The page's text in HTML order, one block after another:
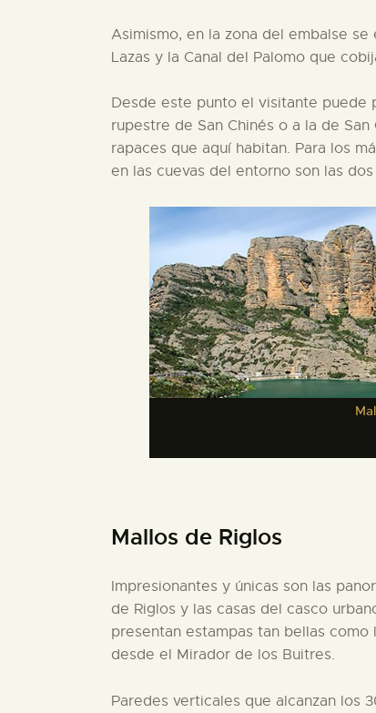
Asimismo, en la zona del embalse
Lazas y la Canal del Palomo que
Desde este punto el visitante puede
rupestre de San Chinés o a la de
rapaces que aquí habitan. Para los
en las cuevas del entorno son las
Mallos de Riglos
Impresionantes y únicas son las
de Riglos y las casas del casco
presentan estampas tan bellas
desde el Mirador de los Buitres.
Paredes verticales que alcanzan los